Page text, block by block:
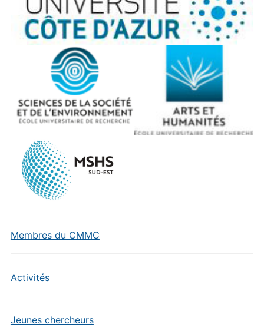
Membres du CMMC
Activités
Jeunes chercheurs